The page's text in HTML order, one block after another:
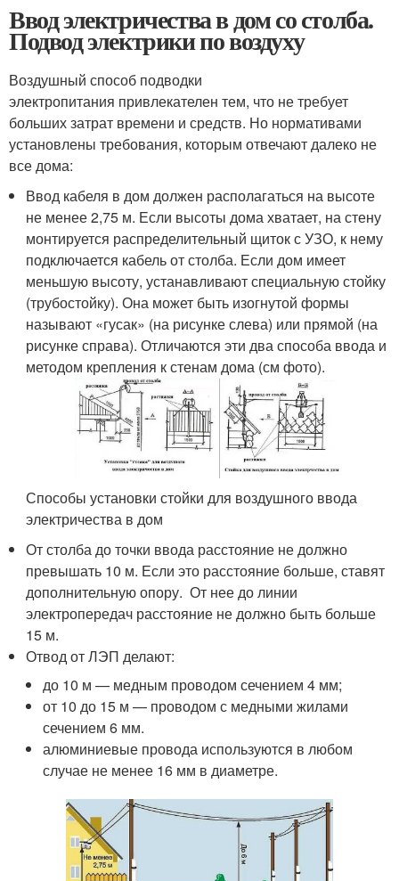
Ввод электричества в дом со столба.
Подвод электрики по воздуху
Воздушный способ подводки
электропитания привлекателен тем, что не требует
больших затрат времени и средств. Но нормативами
установлены требования, которым отвечают далеко не
все дома:
Ввод кабеля в дом должен располагаться на высоте
не менее 2,75 м. Если высоты дома хватает, на стену
монтируется распределительный щиток с УЗО, к нему
подключается кабель от столба. Если дом имеет
меньшую высоту, устанавливают специальную стойку
(трубостойку). Она может быть изогнутой формы
называют «гусак» (на рисунке слева) или прямой (на
рисунке справа). Отличаются эти два способа ввода и
методом крепления к стенам дома (см фото).
Способы установки стойки для воздушного ввода
электричества в дом
От столба до точки ввода расстояние не должно
превышать 10 м. Если это расстояние больше, ставят
дополнительную опору. От нее до линии
электропередач расстояние не должно быть больше
15 м.
Отвод от ЛЭП делают:
до 10 м — медным проводом сечением 4 мм;
от 10 до 15 м — проводом с медными жилами
сечением 6 мм.
алюминиевые провода используются в любом
случае не менее 16 мм в диаметре.